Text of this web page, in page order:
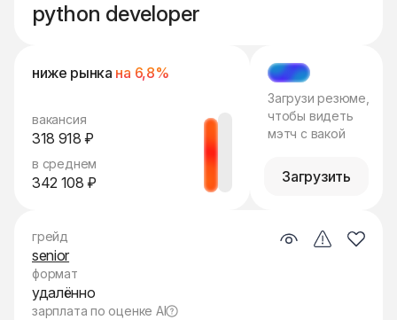
python developer
ниже рынка на 6,8%
вакансия
318 918 ₽
в среднем
342 108 ₽
МЭТЧ
Загрузи резюме,
чтобы видеть
мэтч с вакой
Загрузить
грейд
senior
формат
удалённо
зарплата по оценке AI